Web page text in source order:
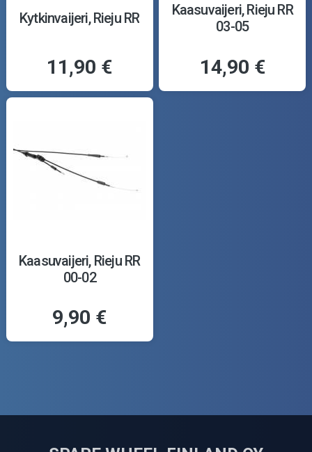
Kytkinvaijeri, Rieju RR
11,90 €
Kaasuvaijeri, Rieju RR
03-05
14,90 €
Kaasuvaijeri, Rieju RR
00-02
9,90 €